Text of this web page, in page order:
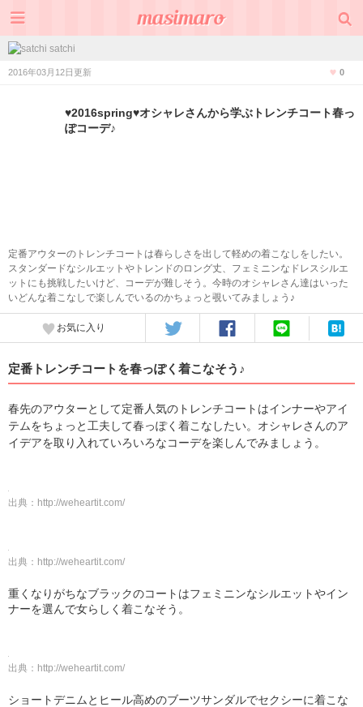
satchi
2016年03月12日更新 0
♥2016spring♥オシャレさんから学ぶトレンチコート春っ
ぽコーデ♪
定番アウターのトレンチコートは春らしさを出して軽めの着こなしをしたい。
スタンダードなシルエットやトレンドのロング丈、フェミニンなドレスシルエ
ットにも挑戦したいけど、コーデが難しそう。今時のオシャレさん達はいった
いどんな着こなしで楽しんでいるのかちょっと覗いてみましょう♪
お気に入り
定番トレンチコートを春っぽく着こなそう♪
春先のアウターとして定番人気のトレンチコートはインナーやアイ
テムをちょっと工夫して春っぽく着こなしたい。オシャレさんのア
イデアを取り入れていろいろなコーデを楽しんでみましょう。
出典： http://weheartit.com/
出典： http://weheartit.com/
重くなりがちなブラックのコートはフェミニンなシルエットやイン
ナーを選んで女らしく着こなそう。
出典： http://weheartit.com/
ショートデニムとヒール高めのブーツサンダルでセクシーに着こな